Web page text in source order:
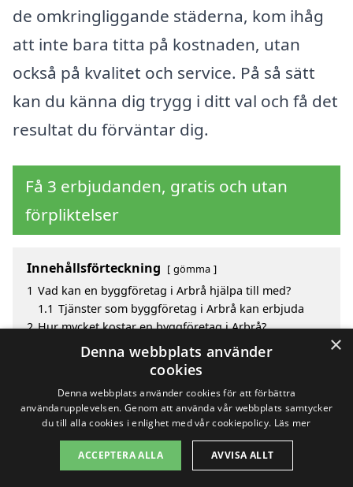
de omkringliggande städerna, kom ihåg
att inte bara titta på kostnaden, utan
också på kvalitet och service. På så sätt
kan du känna dig trygg i ditt val och få det
resultat du förväntar dig.
Få 3 erbjudanden, gratis och utan
förpliktelser
Innehållsförteckning gömma
1 Vad kan en byggföretag i Arbrå hjälpa till med?
1.1 Tjänster som byggföretag i Arbrå kan erbjuda
2 Hur mycket kostar en byggföretag i Arbrå?
Fördelar med att välja byggföretag i Arbrå
Sök efter en skicklig byggföretag i de omgivande
Copyright 2026 - Pilanto Aps
Om / kontakt Blogg Webbplatskarta Villkor
×
Denna webbplats använder
cookies
Denna webbplats använder cookies för att förbättra
användarupplevelsen. Genom att använda vår webbplats samtycker
du till alla cookies i enlighet med vår cookiepolicy. Läs mer
ACCEPTERA ALLA AVVISA ALLT